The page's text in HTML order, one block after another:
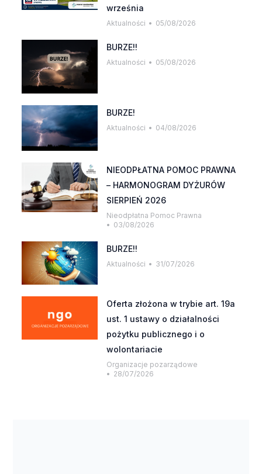
września
Aktualności 05/08/2026
BURZE!!
Aktualności 05/08/2026
BURZE!
Aktualności 04/08/2026
NIEODPŁATNA POMOC PRAWNA
– HARMONOGRAM DYŻURÓW
SIERPIEŃ 2026
Nieodpłatna Pomoc Prawna
03/08/2026
BURZE!!
Aktualności 31/07/2026
Oferta złożona w trybie art. 19a
ust. 1 ustawy o działalności
pożytku publicznego i o
wolontariacie
Organizacje pozarządowe
28/07/2026